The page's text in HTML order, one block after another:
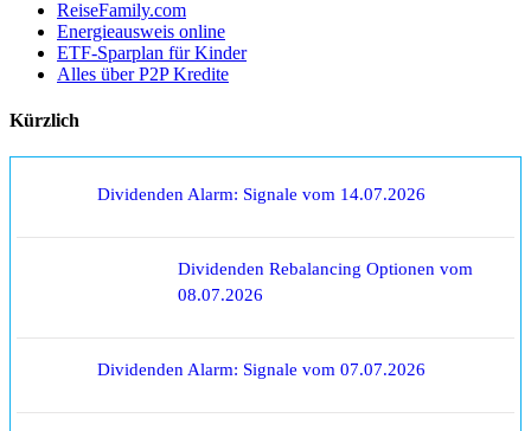
ReiseFamily.com
Energieausweis online
ETF-Sparplan für Kinder
Alles über P2P Kredite
Kürzlich
Dividenden Alarm: Signale vom 14.07.2026
Dividenden Rebalancing Optionen vom
08.07.2026
Dividenden Alarm: Signale vom 07.07.2026